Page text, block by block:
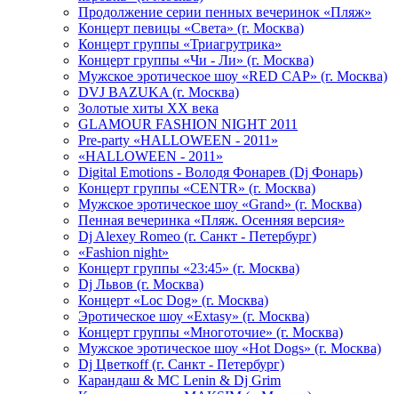
Продолжение серии пенных вечеринок «Пляж»
Концерт певицы «Света» (г. Москва)
Концерт группы «Триагрутрика»
Концерт группы «Чи - Ли» (г. Москва)
Мужское эротическое шоу «RED CAP» (г. Москва)
DVJ BAZUKA (г. Москва)
Золотые хиты XX века
GLAMOUR FASHION NIGHT 2011
Pre-party «HALLOWEEN - 2011»
«HALLOWEEN - 2011»
Digital Emotions - Володя Фонарев (Dj Фонарь)
Концерт группы «CENTR» (г. Москва)
Мужское эротическое шоу «Grand» (г. Москва)
Пенная вечеринка «Пляж. Осенняя версия»
Dj Alexey Romeo (г. Санкт - Петербург)
«Fashion night»
Концерт группы «23:45» (г. Москва)
Dj Львов (г. Москва)
Концерт «Loc Dog» (г. Москва)
Эротическое шоу «Extasy» (г. Москва)
Концерт группы «Многоточие» (г. Москва)
Мужское эротическое шоу «Hot Dogs» (г. Москва)
Dj Цветкоff (г. Санкт - Петербург)
Карандаш & МС Lenin & Dj Grim